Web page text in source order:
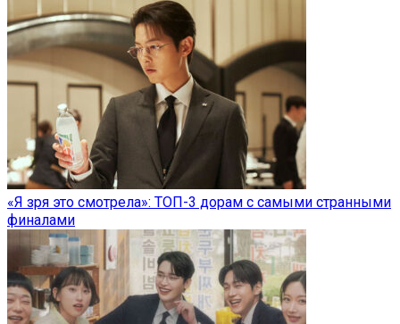
«Я зря это смотрела»: ТОП-3 дорам с самыми странными
финалами